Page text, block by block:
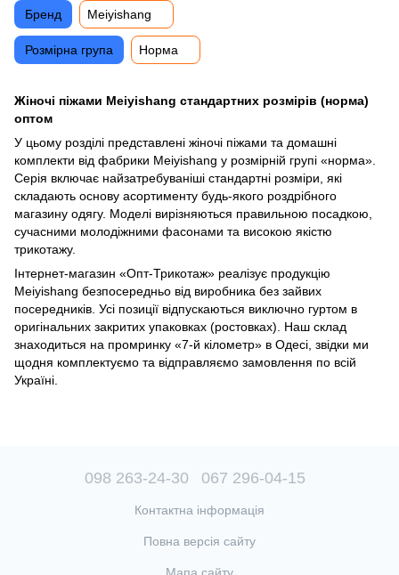
Жіночі піжами Meiyishang стандартних розмірів (норма)
оптом
У цьому розділі представлені жіночі піжами та домашні
комплекти від фабрики Meiyishang у розмірній групі «норма».
Серія включає найзатребуваніші стандартні розміри, які
складають основу асортименту будь-якого роздрібного
магазину одягу. Моделі вирізняються правильною посадкою,
сучасними молодіжними фасонами та високою якістю
трикотажу.
Інтернет-магазин «Опт-Трикотаж» реалізує продукцію
Meiyishang безпосередньо від виробника без зайвих
посередників. Усі позиції відпускаються виключно гуртом в
оригінальних закритих упаковках (ростовках). Наш склад
знаходиться на промринку «7-й кілометр» в Одесі, звідки ми
щодня комплектуємо та відправляємо замовлення по всій
Україні.
Бренд Meiyishang
Розмірна група Норма
098 263-24-30 067 296-04-15
Контактна інформація
Повна версія сайту